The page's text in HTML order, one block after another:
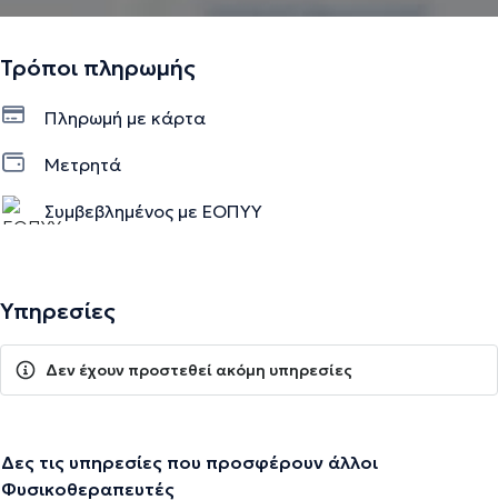
Τρόποι πληρωμής
Πληρωμή με κάρτα
Μετρητά
Συμβεβλημένος με ΕΟΠΥΥ
Υπηρεσίες
Δεν έχουν προστεθεί ακόμη υπηρεσίες
Δες τις υπηρεσίες που προσφέρουν άλλοι
Φυσικοθεραπευτές